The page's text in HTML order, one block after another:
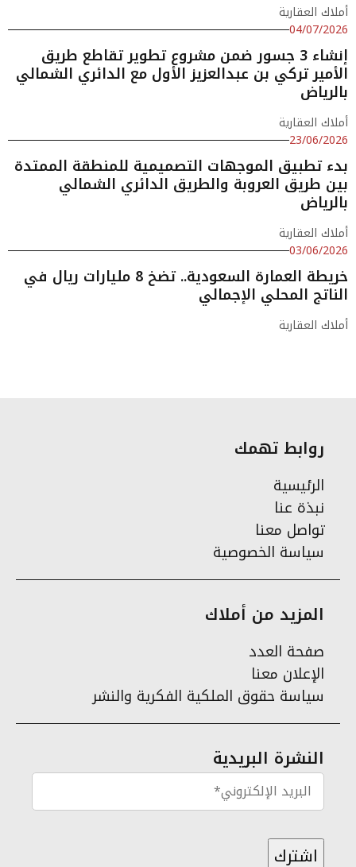
أملاك العقارية
04/07/2026
إنشاء 3 جسور ضمن مشروع تطوير تقاطع طريق
الأمير تركي بن عبدالعزيز الأول مع الدائري الشمالي
بالرياض
أملاك العقارية
23/06/2026
بدء تطبيق الموجهات التصميمية للمنطقة الممتدة
بين طريق العروبة والطريق الدائري الشمالي
بالرياض
أملاك العقارية
03/06/2026
خريطة العمارة السعودية.. تضخ 8 مليارات ريال في
الناتج المحلي الإجمالي
أملاك العقارية
روابط تهمك
الرئيسية
نبذة عنا
تواصل معنا
سياسة الخصوصية
المزيد من أملاك
صفحة العدد
الإعلان معنا
سياسة حقوق الملكية الفكرية والنشر
النشرة البريدية